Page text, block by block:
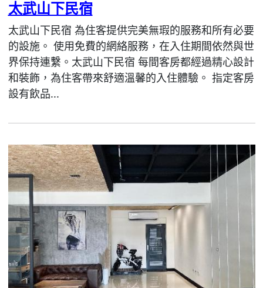
太武山下民宿
太武山下民宿 為住客提供完美無瑕的服務和所有必要
的設施。 使用免費的網絡服務，在入住期間依然與世
界保持連繫。太武山下民宿 每間客房都經過精心設計
和裝飾，為住客帶來舒適溫馨的入住體驗。 指定客房
設有飲品...